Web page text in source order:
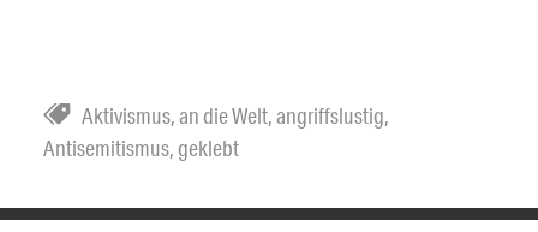
Aktivismus,an die Welt,angriffslustig,
Antisemitismus, geklebt